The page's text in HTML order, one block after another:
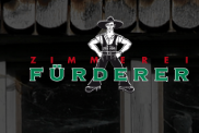
Zum
Inhalt
springen